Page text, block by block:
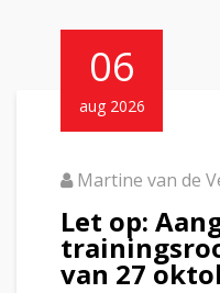
06
aug 2026
Martine van de
Let op:
van 27